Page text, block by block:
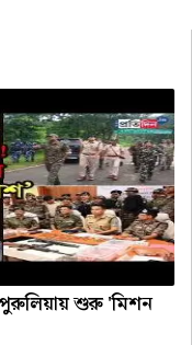
পুরুলিয়ায় শুরু 'মিশন